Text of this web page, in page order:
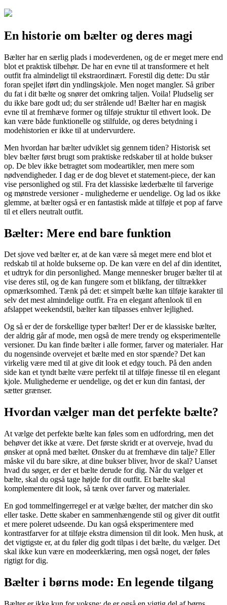
En historie om bælter og deres magi
Bælter har en særlig plads i modeverdenen, og de er meget mere end
blot et praktisk tilbehør. De har en evne til at transformere et helt
outfit fra almindeligt til ekstraordinært. Forestil dig dette: Du står
foran spejlet iført din yndlingskjole. Men noget mangler. Så griber
du fat i dit bælte og snører det omkring taljen. Voila! Pludselig ser
du ikke bare godt ud; du ser strålende ud! Bælter har en magisk
evne til at fremhæve former og tilføje struktur til ethvert look. De
kan være både funktionelle og stilfulde, og deres betydning i
modehistorien er ikke til at undervurdere.
Men hvordan har bælter udviklet sig gennem tiden? Historisk set
blev bælter først brugt som praktiske redskaber til at holde bukser
op. De blev ikke betragtet som modeartikler, men mere som
nødvendigheder. I dag er de dog blevet et statement-piece, der kan
vise personlighed og stil. Fra det klassiske læderbælte til farverige
og mønstrede versioner - mulighederne er uendelige. Og lad os ikke
glemme, at bælter også er en fantastisk måde at tilføje et pop af farve
til et ellers neutralt outfit.
Bælter: Mere end bare funktion
Det sjove ved bælter er, at de kan være så meget mere end blot et
redskab til at holde bukserne op. De kan være en del af din identitet,
et udtryk for din personlighed. Mange mennesker bruger bælter til at
vise deres stil, og de kan fungere som et blikfang, der tiltrækker
opmærksomhed. Tænk på det: et simpelt bælte kan tilføje karakter til
selv det mest almindelige outfit. Fra en elegant aftenlook til en
afslappet weekendstil, bælter kan tilpasses enhver lejlighed.
Og så er der de forskellige typer bælter! Der er de klassiske bælter,
der aldrig går af mode, men også de mere trendy og eksperimentelle
versioner. Du kan finde bælter i alle former, farver og materialer. Har
du nogensinde overvejet et bælte med en stor spænde? Det kan
virkelig være med til at give dit look et edgy touch. På den anden
side kan et tyndt bælte være perfekt til at tilføje finesse til en elegant
kjole. Mulighederne er uendelige, og det er kun din fantasi, der
sætter grænser.
Hvordan vælger man det perfekte bælte?
At vælge det perfekte bælte kan føles som en udfordring, men det
behøver det ikke at være. Det første skridt er at overveje, hvad du
ønsker at opnå med bæltet. Ønsker du at fremhæve din talje? Eller
måske vil du bare sikre, at dine bukser bliver, hvor de skal? Uanset
hvad du søger, er der et bælte derude for dig. Når du vælger et
bælte, skal du også tage højde for dit outfit. Et bælte skal
komplementere dit look, så tænk over farver og materialer.
En god tommelfingerregel er at vælge bælter, der matcher din sko
eller taske. Dette skaber en sammenhængende stil og giver dit outfit
et mere poleret udseende. Du kan også eksperimentere med
kontrastfarver for at tilføje ekstra dimension til dit look. Men husk, at
det vigtigste er, at du føler dig godt tilpas i det bælte, du vælger. Det
skal ikke kun være en modeerklæring, men også noget, der føles
rigtigt for dig.
Bælter i børns mode: En legende tilgang